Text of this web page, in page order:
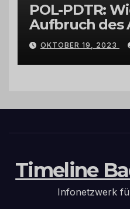
POL-PDTR:
Aufbruch des
Hermeskeil
OKTOBER 19, 2023
Timeline
Infonetzwerk